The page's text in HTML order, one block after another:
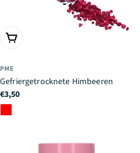
IN DEN WARENKORB
PME
Gefriergetrocknete Himbeeren
Regulärer
Preis
€3,50